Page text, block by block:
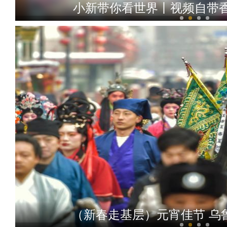
小新带你看世界丨视频自带
新疆阿拉尔市：良好生态吸
（新春走基层）元宵佳节 乌